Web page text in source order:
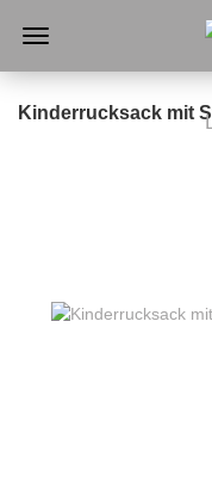
Kinderrucksack mit